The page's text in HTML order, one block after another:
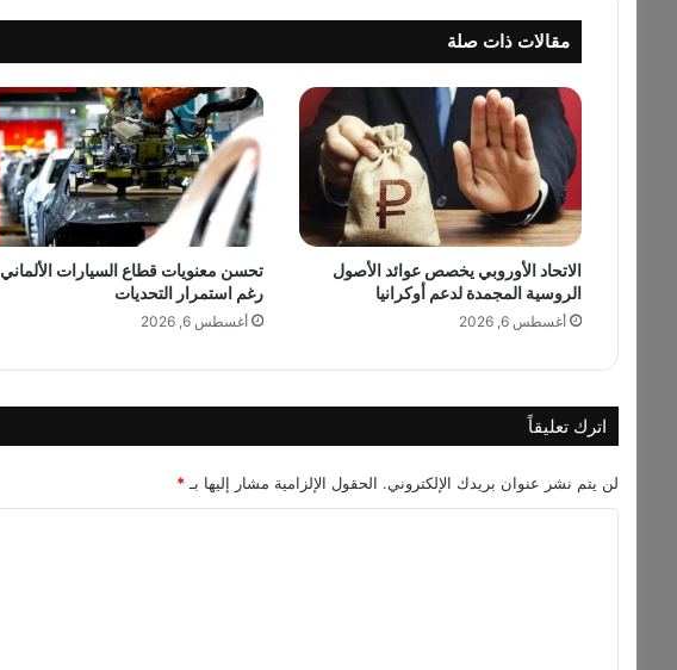
ر
ح
م
ز
و
م
ش
ت
ر
ك
ن
ل
م
ا
ء
ع
م
ا
ل
و
ق
و
د
و
ح
ث
مقالات ذات صلة
الاتحاد الأوروبي يخصص عوائد الأصول
الروسية المجمدة لدعم أوكرانيا
أغسطس 6, 2026
تحسن معنويات قطاع السيارات الألماني
رغم استمرار التحديات
أغسطس 6, 2026
اترك تعليقاً
لن يتم نشر عنوان بريدك الإلكتروني. الحقول الإلزامية مشار إليها بـ *